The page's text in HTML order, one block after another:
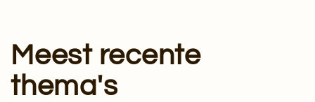
Meest recente
thema's